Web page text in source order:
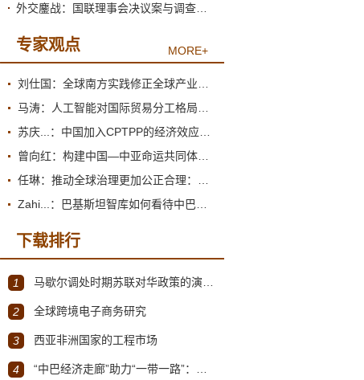
专家观点 MORE+
下载排行
1 马歇尔调处时期苏联对华政策的演变（1945年12月～1947年1月）
2 全球跨境电子商务研究
3 西亚非洲国家的工程市场
4 “中巴经济走廊”助力“一带一路”：机遇与挑战